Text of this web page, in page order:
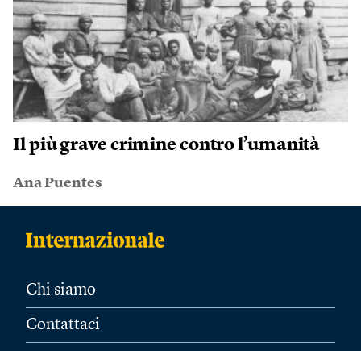
Il più grave crimine contro l’umanità
Ana Puentes
Chi siamo
Contattaci